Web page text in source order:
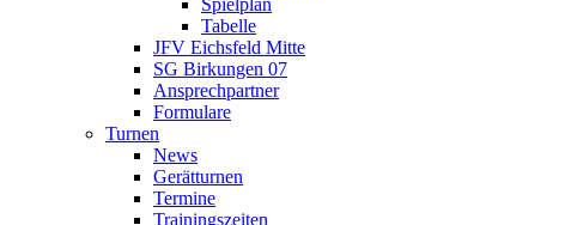
Spielplan
Tabelle
JFV Eichsfeld Mitte
SG Birkungen 07
Ansprechpartner
Formulare
Turnen
News
Gerätturnen
Termine
Trainingszeiten